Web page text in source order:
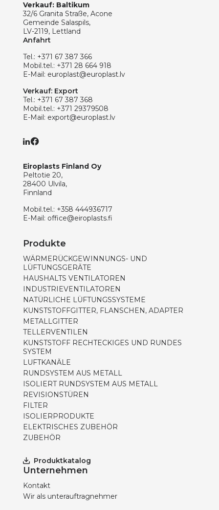
Verkauf: Baltikum
32/6 Granita Straße, Acone
Gemeinde Salaspils,
LV-2119, Lettland
Anfahrt
Tel.: +371 67 387 366
Mobil.tel.: +371 28 664 918
E-Mail: europlast@europlast.lv
Verkauf: Export
Tel.: +371 67 387 368
Mobil.tel.: +371 29379508
E-Mail: export@europlast.lv
Eiroplasts Finland Oy
Peltotie 20,
28400 Ulvila,
Finnland
Mobil.tel.: +358 444936717
E-Mail: office@eiroplasts.fi
Produkte
WÄRMERÜCKGEWINNUNGS- UND
LÜFTUNGSGERÄTE
HAUSHALTS VENTILATOREN
INDUSTRIEVENTILATOREN
NATÜRLICHE LÜFTUNGSSYSTEME
KUNSTSTOFFGITTER, FLANSCHEN, ADAPTER
METALLGITTER
TELLERVENTILEN
KUNSTSTOFF RECHTECKIGES UND RUNDES
SYSTEM
LUFTKANÄLE
RUNDSYSTEM AUS METALL
ISOLIERT RUNDSYSTEM AUS METALL
REVISIONSTÜREN
FILTER
ISOLIERPRODUKTE
ELEKTRISCHES ZUBEHÖR
ZUBEHÖR
Produktkatalog
Unternehmen
Kontakt
Wir als unterauftragnehmer